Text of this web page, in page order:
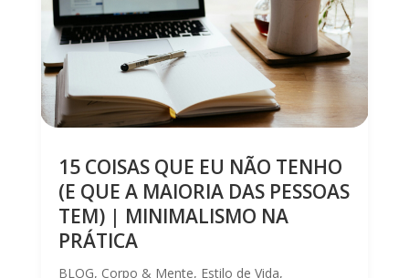
15 COISAS QUE EU NÃO TENHO
(E QUE A MAIORIA DAS PESSOAS
TEM) | MINIMALISMO NA
PRÁTICA
BLOG, Corpo & Mente, Estilo de Vida,